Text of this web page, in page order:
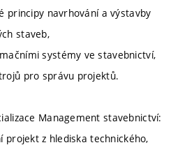
principy navrhování a výstavby
staveb,
systémy ve stavebnictví,
pro správu projektů.
Management stavebnictví:
z hlediska technického,